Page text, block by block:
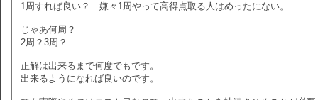
1周すれば良い？ 嫌々1周やって高得点取る人はめったにない。
じゃあ何周？
2周？3周？
正解は出来るまで何度でもです。
出来るようになれば良いのです。